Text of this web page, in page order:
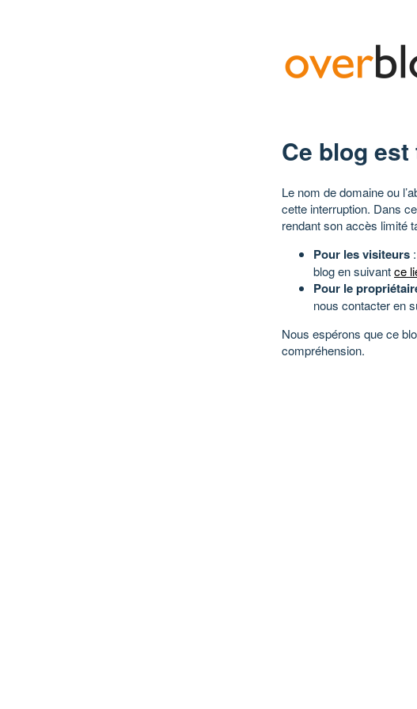
Ce blog
Le nom de domaine ou
cette interruption. Dans
rendant son accès limité
Pour les visiteurs
blog en suivantce
Pour le
nous contacter en
Nous espérons que ce
compréhension.